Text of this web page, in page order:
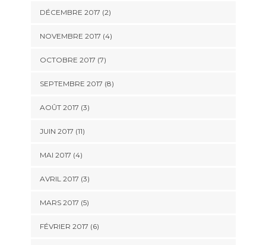
DÉCEMBRE 2017 (2)
NOVEMBRE 2017 (4)
OCTOBRE 2017 (7)
SEPTEMBRE 2017 (8)
AOÛT 2017 (3)
JUIN 2017 (11)
MAI 2017 (4)
AVRIL 2017 (3)
MARS 2017 (5)
FÉVRIER 2017 (6)